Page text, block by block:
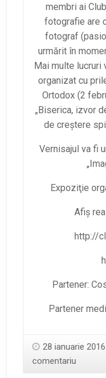
membri ai
fotografie are
fotograf
urmărit în
Mai multe lucruri
organizat cu
Ortodox (2
„Biserica, izvor
de creştere
Vernisajul va fi
Expoziţie
Afiş
http://
Partener:
Partener
28 ianuarie 2016
comentariu